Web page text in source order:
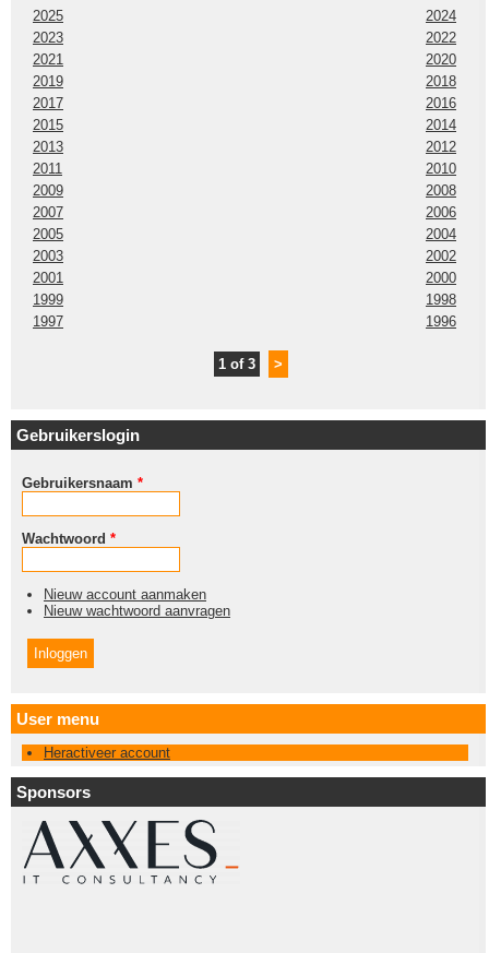
2025
2024
2023
2022
2021
2020
2019
2018
2017
2016
2015
2014
2013
2012
2011
2010
2009
2008
2007
2006
2005
2004
2003
2002
2001
2000
1999
1998
1997
1996
1 of 3 >
Gebruikerslogin
Gebruikersnaam *
Wachtwoord *
Nieuw account aanmaken
Nieuw wachtwoord aanvragen
User menu
Heractiveer account
Sponsors